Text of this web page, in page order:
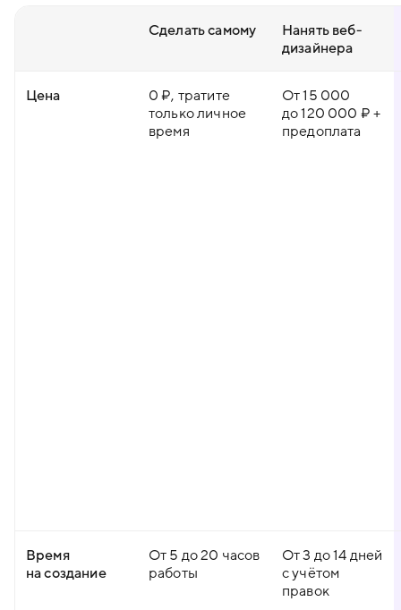
Сделать самому
Нанять веб-
дизайнера
Цена
0 ₽, тратите
только личное
время
От 15 000
до 120 000 ₽ +
предоплата
Время
на создание
От 5 до 20 часов
работы
От 3 до 14 дней
с учётом
правок